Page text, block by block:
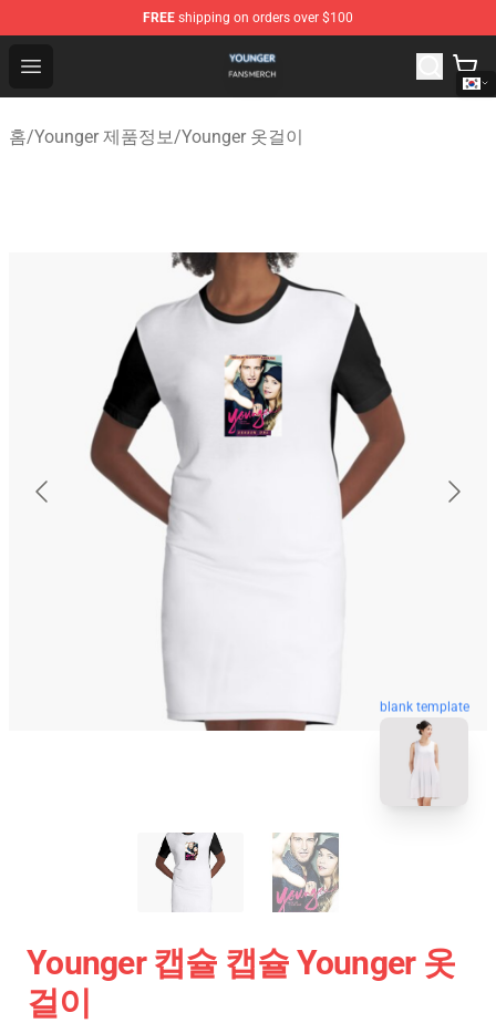
FREE shipping on orders over $100
Open menu
Younger Shop - Official Younger Merchandise Store
홈/Younger 제품정보/Younger 옷걸이
blank template
Younger 캡슐 캡슐 Younger 옷
걸이